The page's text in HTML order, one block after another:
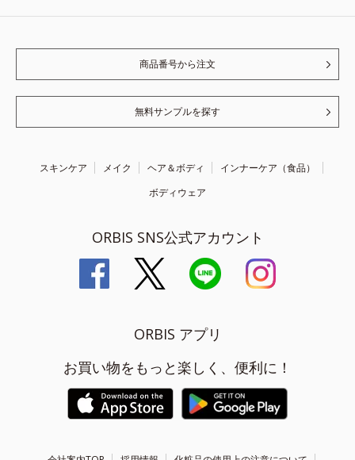
商品番号から注文
無料サンプルを探す
スキンケア メイク ヘア＆ボディ
インナーケア（食品）
ボディウェア
ORBIS SNS公式アカウント
ORBIS アプリ
お買い物をもっと楽しく、便利に！